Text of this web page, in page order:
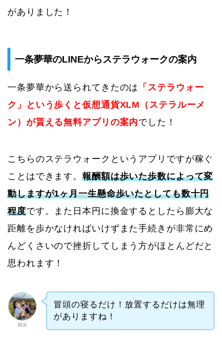
がありました！
一条夢華のLINEからステラウォークの案内
一条夢華から送られてきたのは 「ステラウォー
ク」という歩くと仮想通貨XLM（ステラルーメ
ン）が貰える無料アプリの案内でした！
こちらのステラウォークというアプリですが稼ぐ
ことはできます。報酬額は歩いた歩数によって変
動しますが1ヶ月一生懸命歩いたとしても数十円
程度です。また日本円に換金するとしたら膨大な
距離を歩かなければいけずまた手続きが非常にめ
んどくさいので挫折してしまう方がほとんどだと
思われます！
釼法
冒頭の寝るだけ！放置するだけは無理
がありますね！